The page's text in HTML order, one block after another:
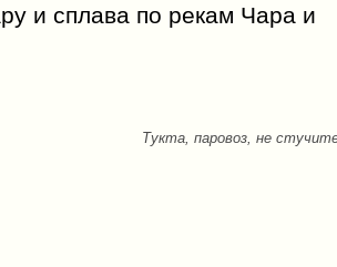
и сплава по рекам Чара и
Тукта, паровоз, не